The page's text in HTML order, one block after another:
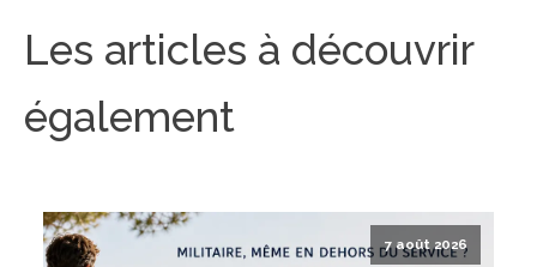
Les articles à découvrir
également
7 août 2026